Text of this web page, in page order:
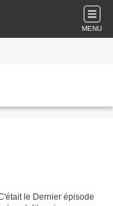
MENU
le Dernier épisode